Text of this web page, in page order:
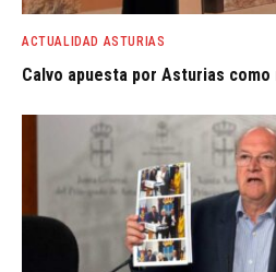
ACTUALIDAD ASTURIAS
Calvo apuesta por Asturias